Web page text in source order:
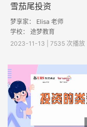
雪茄尾投资
梦享家： Elisa 老师
学校： 途梦教育
2023-11-13 | 7535 次播放